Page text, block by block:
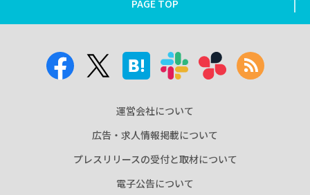
PAGE TOP
運営会社について
広告・求人情報掲載について
プレスリリースの受付と取材について
電子公告について